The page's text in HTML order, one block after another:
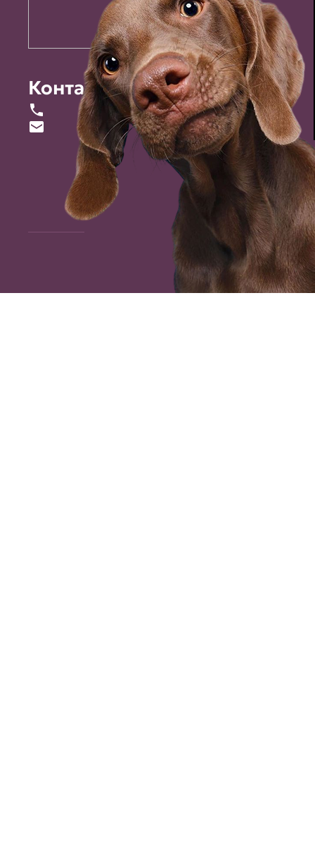
Контакты